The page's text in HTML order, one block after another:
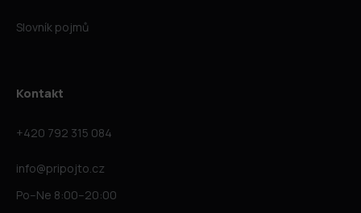
Slovník pojmů
Kontakt
+420 792 315 084
info@pripojto.cz
Po–Ne 8:00–20:00